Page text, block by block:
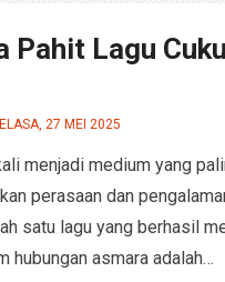
Pahit Lagu
27 MEI 2025
menjadi medium yang
perasaan dan
satu lagu yang berhasil
hubungan asmara adalah…